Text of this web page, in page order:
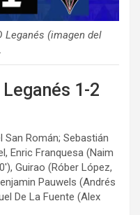
Leganés (imagen del
1-2
San Román; Sebastián
Enric Franquesa (Naim
Guirao (Róber López,
Pauwels (Andrés
De La Fuente (Alex